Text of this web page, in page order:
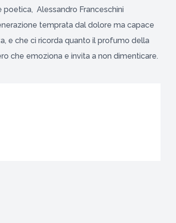
poetica, Alessandro Franceschini
temprata dal dolore ma capace
e che ci ricorda quanto il profumo della
che emoziona e invita a non dimenticare.